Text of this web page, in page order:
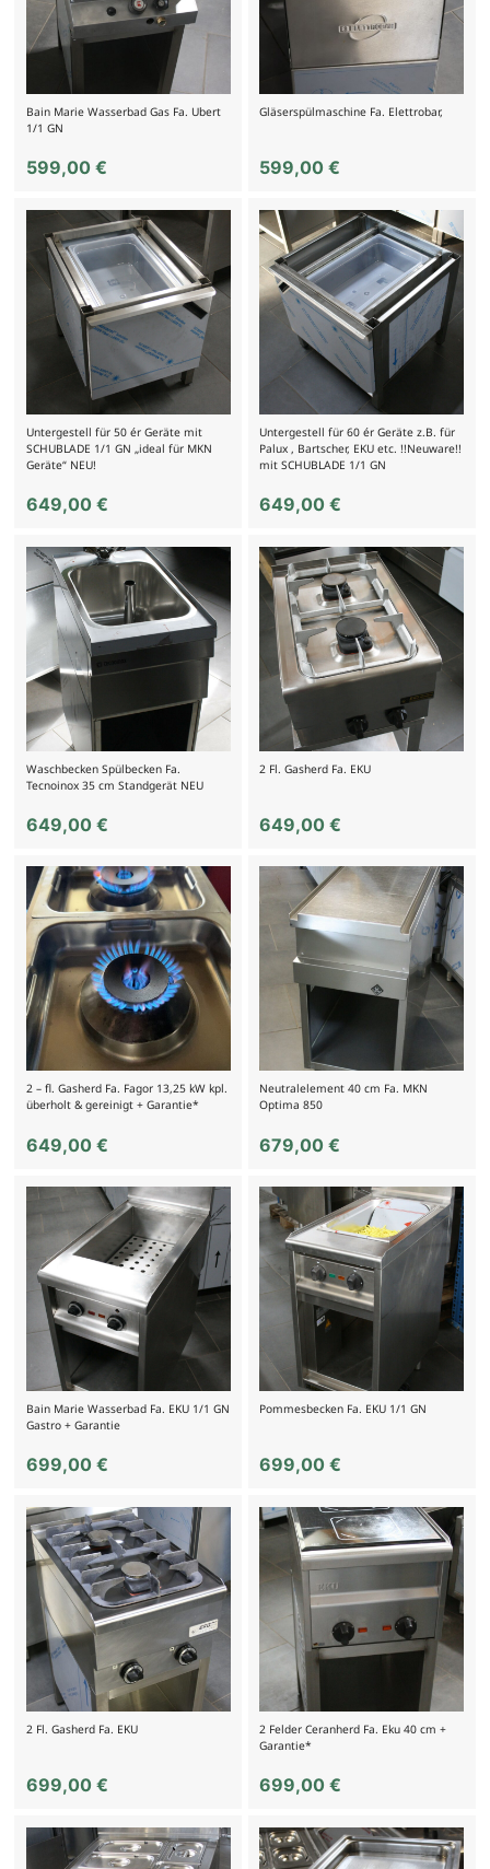
Bain Marie Wasserbad Gas Fa. Ubert
1/1 GN
599,00 €
Gläserspülmaschine Fa. Elettrobar,
599,00€
Untergestell für 50 ér Geräte mit
SCHUBLADE 1/1 GN „ideal für MKN
Geräte“ NEU!
649,00 €
Untergestell für 60 ér Geräte z.B. für
Palux , Bartscher, EKU etc. !!Neuware!!
mit SCHUBLADE 1/1 GN
649,00€
Waschbecken Spülbecken Fa.
Tecnoinox 35 cm Standgerät NEU
649,00 €
2 Fl. Gasherd Fa. EKU
649,00€
2 – fl. Gasherd Fa. Fagor 13,25 kW kpl.
überholt & gereinigt + Garantie*
649,00 €
Neutralelement 40 cm Fa. MKN
Optima 850
679,00€
Bain Marie Wasserbad Fa. EKU 1/1 GN
Gastro + Garantie
699,00 €
Pommesbecken Fa. EKU 1/1 GN
699,00€
2 Fl. Gasherd Fa. EKU
699,00 €
2 Felder Ceranherd Fa. Eku 40 cm +
Garantie*
699,00€